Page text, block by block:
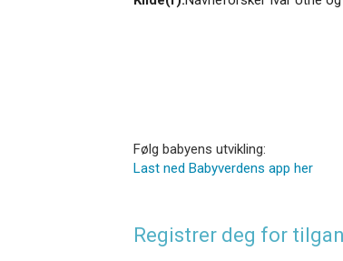
Følg babyens utvikling:
Last ned Babyverdens app her
Registrer deg for